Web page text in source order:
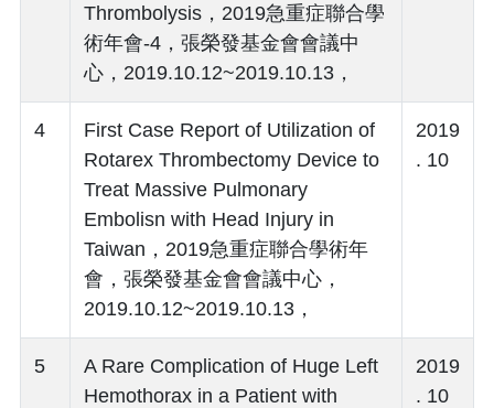
Thrombolysis，2019急重症聯合學
術年會-4，張榮發基金會會議中
心，2019.10.12~2019.10.13，
4
First Case Report of Utilization of
Rotarex Thrombectomy Device to
Treat Massive Pulmonary
Embolisn with Head Injury in
Taiwan，2019急重症聯合學術年
會，張榮發基金會會議中心，
2019.10.12~2019.10.13，
2019
. 10
5
A Rare Complication of Huge Left
Hemothorax in a Patient with
2019
. 10